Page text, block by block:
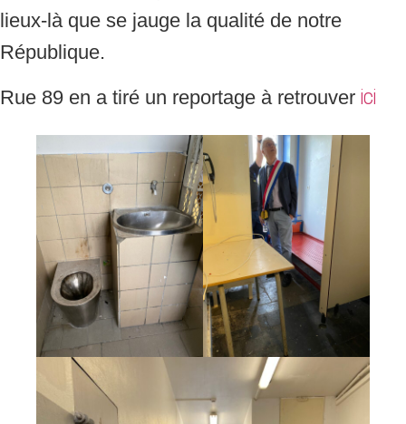
lieux-là que se jauge la qualité de notre
République.
Rue 89 en a tiré un reportage à retrouver ici